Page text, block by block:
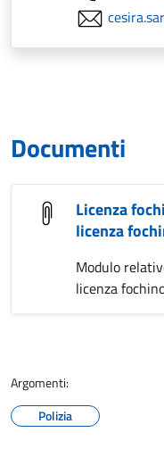
Documenti
Licenza
licenza
Modulo
licenza
Argomenti:
Polizia